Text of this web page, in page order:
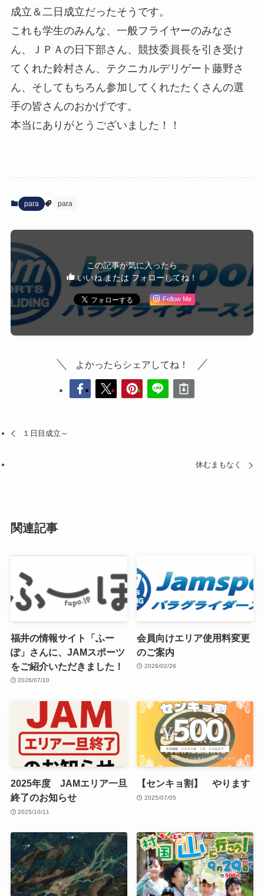
成立＆二日成立だったそうです。
これも学生のみんな、一般フライヤーのみなさ
ん、ＪＰＡの日下部さん、競技委員長を引き受け
てくれた鈴村さん、テクニカルデリゲート藤野さ
ん、そしてもちろん参加してくれたたくさんの選
手の皆さんのおかげです。
本当にありがとうございました！！
para para
この記事が気に入ったら
いいね または フォローしてね！
Follow Me
よかったらシェアしてね！
１日目成立～
休むまもなく
関連記事
福井の情報サイト「ふー
ぽ」さんに、JAMスポーツ
をご紹介いただきました！
2026/07/10
会員向けエリア使用料変更
のご案内
2026/02/26
2025年度 JAMエリア一旦
終了のお知らせ
2025/10/11
【センキョ割】 やります
2025/07/05